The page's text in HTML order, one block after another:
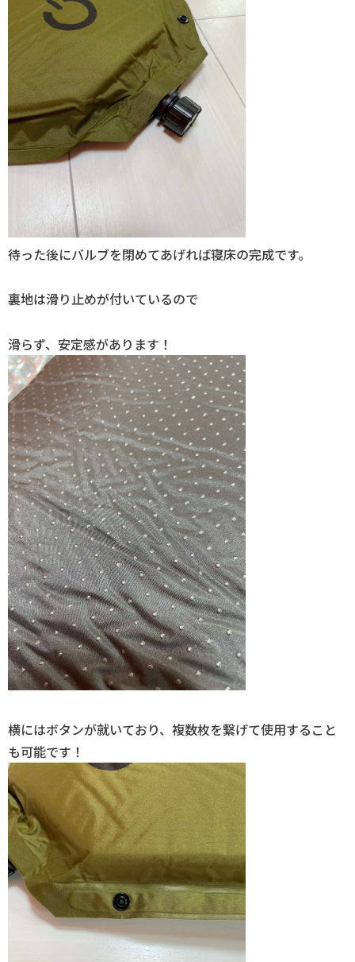
待った後にバルブを閉めてあげれば寝床の完成です。
裏地は滑り止めが付いているので
滑らず、安定感があります！
横にはボタンが就いており、複数枚を繋げて使用すること
も可能です！